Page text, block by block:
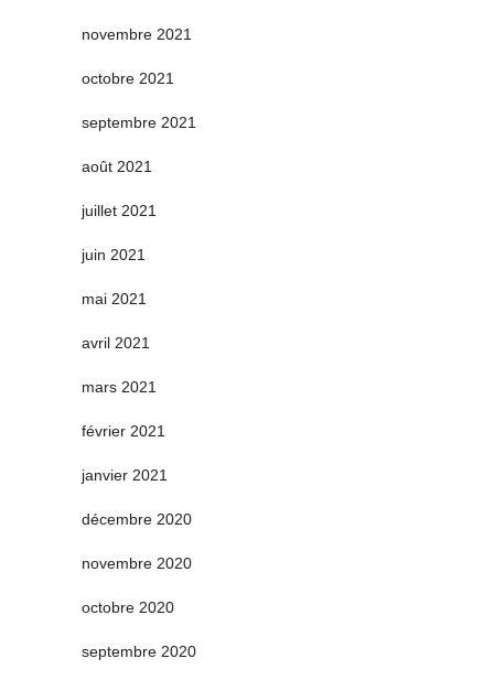
novembre 2021
octobre 2021
septembre 2021
août 2021
juillet 2021
juin 2021
mai 2021
avril 2021
mars 2021
février 2021
janvier 2021
décembre 2020
novembre 2020
octobre 2020
septembre 2020